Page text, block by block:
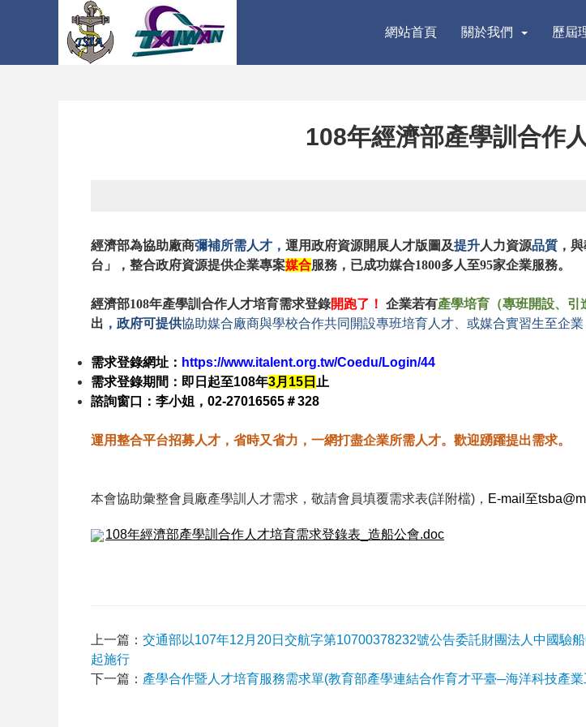
網站首頁 關於我們 歷屆
108年經濟部產學訓合作
經濟部為協助廠商彌補所需人才， 運用政府資源開展人才版圖及提升人力資源品質 ，
台」，整合政府資源提供企業專案媒合服務，已成功媒合1800多人至95家企業服務。
經濟部108年產學訓合作人才培育需求登錄開跑了！ 企業若有產學培育（專班開設、引
出 ，政府可提供協助媒合廠商與學校合作共同開設專班培育人才、或媒合實習生至企
需求登錄網址： https://www.italent.org.tw/Coedu/Login/44
需求登錄期間：即日起至108年3月15日 止
諮詢窗口：李小姐，02-27016565＃328
運用整合平台招募人才，省時又省力，一網打盡企業所需人才。歡迎踴躍提出需求。
本會協助彙整會員廠產學訓人才需求，敬請會員填覆需求表(詳附檔)， E-mail 至
108年經濟部產學訓合作人才培育需求登錄表_造船公會.doc
上一篇： 交通部以107年12月20日交航字第10700378232號公告委託財團法人中國驗
起施行
下一篇： 產學合作暨人才培育服務需求單(教育部產學連結合作育才平臺─海洋科技產